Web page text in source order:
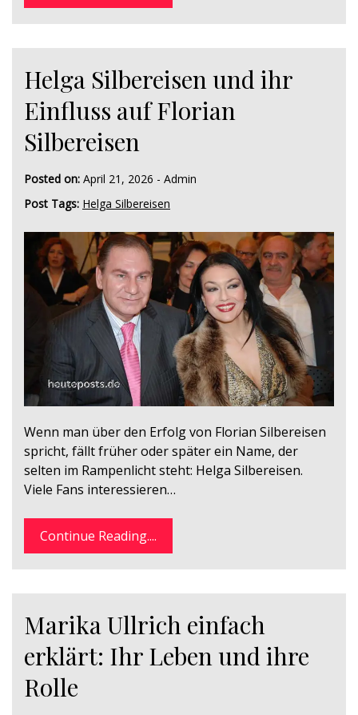
Helga Silbereisen und ihr
Einfluss auf Florian
Silbereisen
Posted on: April 21, 2026 - Admin
Post Tags: Helga Silbereisen
Wenn man über den Erfolg von Florian Silbereisen
spricht, fällt früher oder später ein Name, der
selten im Rampenlicht steht: Helga Silbereisen.
Viele Fans interessieren…
Continue Reading....
Marika Ullrich einfach
erklärt: Ihr Leben und ihre
Rolle